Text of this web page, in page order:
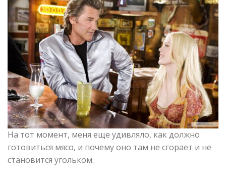
На тот момент, меня еще удивляло, как должно
готовиться мясо, и почему оно там не сгорает и не
становится угольком.